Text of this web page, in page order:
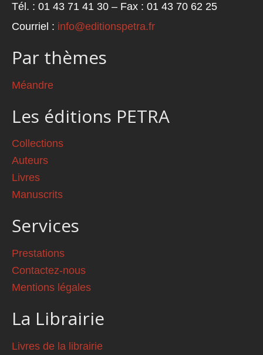
Tél. : 01 43 71 41 30 – Fax : 01 43 70 62 25
Courriel : info@editionspetra.fr
Par thèmes
Méandre
Les éditions PETRA
Collections
Auteurs
Livres
Manuscrits
Services
Prestations
Contactez-nous
Mentions légales
La Librairie
Livres de la librairie